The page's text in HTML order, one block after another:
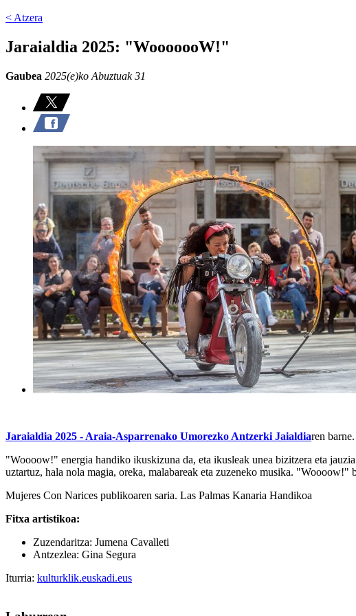
< Atzera
Jaraialdia 2025: "WooooooW!"
Gaubea 2025(e)ko Abuztuak 31
Jaraialdia 2025 - Araia-Asparrenako Umorezko Antzerki Jaialdiaren barne.
"Woooow!" energia handiko ikuskizuna da, eta ikusleak unea bizitzera eta
uztartuz, hala nola magia, oreka, malabareak eta zuzeneko musika. "Woooow!"
Mujeres Con Narices publikoaren saria. Las Palmas Kanaria Handikoa
Fitxa artistikoa:
Zuzendaritza: Jumena Cavalleti
Antzezlea: Gina Segura
Iturria: kulturklik.euskadi.eus